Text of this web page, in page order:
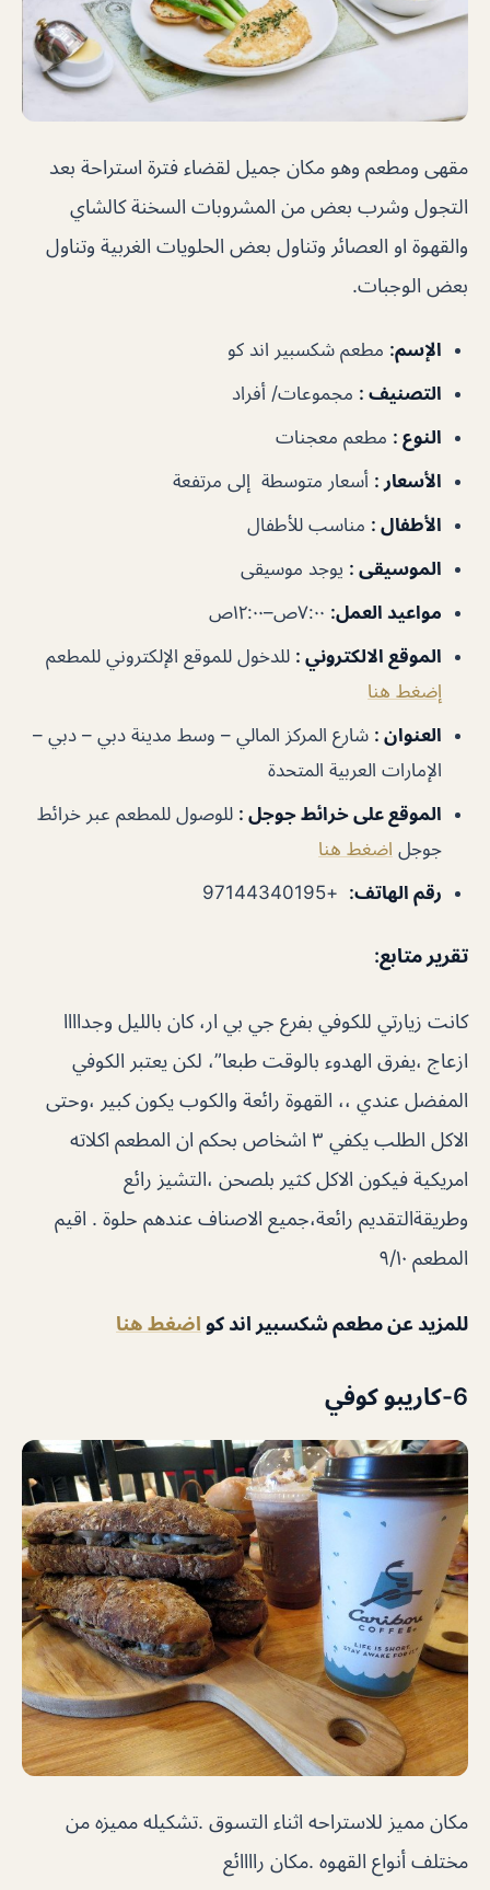
مقهى ومطعم وهو مكان جميل لقضاء فترة استراحة بعد
التجول وشرب بعض من المشروبات السخنة كالشاي
والقهوة او العصائر وتناول بعض الحلويات الغربية وتناول
بعض الوجبات.
الإسم: مطعم شكسبير اند كو
التصنيف : مجموعات/ أفراد
النوع : مطعم معجنات
الأسعار : أسعار متوسطة إلى مرتفعة
الأطفال : مناسب للأطفال
الموسيقى : يوجد موسيقى
مواعيد العمل:
الموقع الالكتروني : للدخول للموقع الإلكتروني للمطعم
إضغط هنا
العنوان : شارع المركز المالي – وسط مدينة دبي – دبي –
الإمارات العربية المتحدة
الموقع على خرائط جوجل : للوصول للمطعم عبر خرائط
جوجل اضغط هنا
رقم الهاتف:
+97144340195
تقرير متابع:
كانت زيارتي للكوفي بفرع جي بي ار، كان بالليل وجداااا
ازعاج ،يفرق الهدوء بالوقت طبعا”، لكن يعتبر الكوفي
المفضل عندي ،، القهوة رائعة والكوب يكون كبير ،وحتى
الاكل الطلب يكفي ٣ اشخاص بحكم ان المطعم اكلاته
امريكية فيكون الاكل كثير بلصحن ،التشيز رائع
وطريقةالتقديم رائعة،جميع الاصناف عندهم حلوة . اقيم
المطعم ٩/١٠
للمزيد عن مطعم شكسبير اند كو اضغط هنا
6-كاريبو كوفي
مكان مميز للاستراحه اثناء التسوق .تشكيله مميزه من
مختلف أنواع القهوه .مكان راااائع